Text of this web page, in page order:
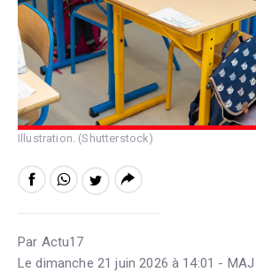
Illustration. (Shutterstock)
Par Actu17
Le dimanche 21 juin 2026 à 14:01 -